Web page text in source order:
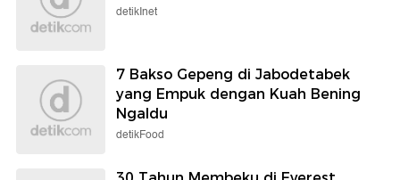
detikInet
7 Bakso Gepeng di Jabodetabek
yang Empuk dengan Kuah Bening
Ngaldu
detikFood